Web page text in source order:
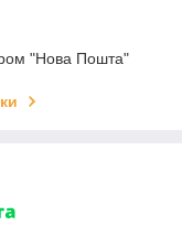
"Нова Пошта"